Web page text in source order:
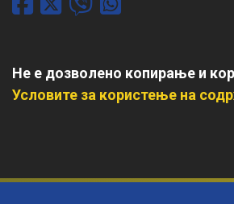
Не е дозволено копирање и
Условите за користење на